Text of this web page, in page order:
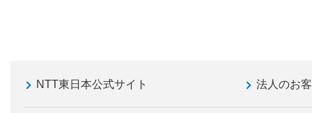
NTT東日本公式サイト 法人のお